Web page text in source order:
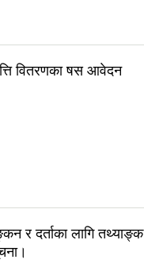
वितरणका षस आवेदन
र दर्ताका लागि तथ्याङ्क